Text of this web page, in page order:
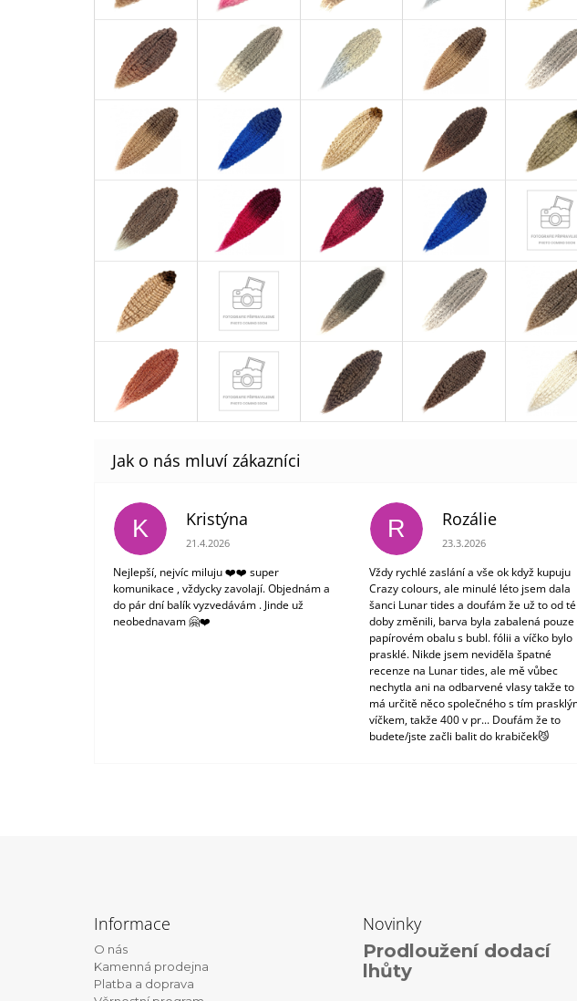
K Kristýna
Hodnocení obchodu je 5 z 5 hvězdiček.
21.4.2026
Nejlepší, nejvíc miluju ❤️❤️ super
komunikace , vždycky zavolají. Objednám a
do pár dní balík vyzvedávám . Jinde už
neobednavam 🤗❤️
R Rozálie
Hodnocení obchodu je 3 z
23.3.2026
Vždy rychlé zaslání a vše ok když kupuju
Crazy colours, ale minulé léto jsem dala
šanci Lunar tides a doufám že už to od té
doby změnili, barva byla zabalená pouze
papírovém obalu s bubl. fólii a víčko bylo
prasklé. Nikde jsem neviděla špatné
recenze na Lunar tides, ale mě vůbec
nechytla ani na odbarvené vlasy takže to
má určitě něco společného s tím
víčkem, takže 400 v pr... Doufám že to
budete/jste začli balit do krabiček😼
Informace
O nás
Kamenná prodejna
Platba a doprava
Novinky
Prodloužení dodací
lhůty